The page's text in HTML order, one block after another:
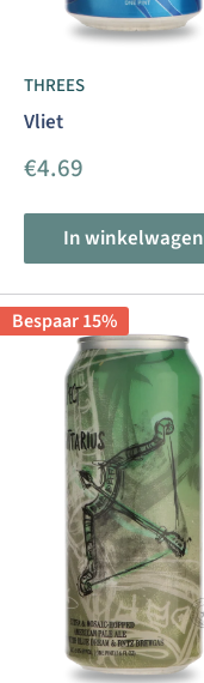
THREES
Vliet
Aanbiedingsprijs
€4.69
In winkelwagen
Bespaar 15%